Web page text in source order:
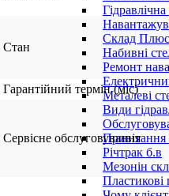
Склад Плюс
Набивні
Ремонт
Металеві
Види
Річтрак б.в
Мезонін
Пластикові
Стан
Гарантійний термін (міс)
Сервісне обслуговування